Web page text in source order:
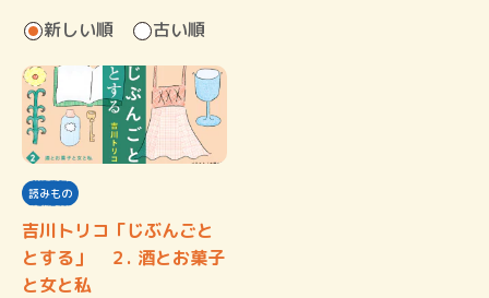
新しい順 古い順
読みもの
吉川トリコ「じぶんごと
とする」 ２. 酒とお菓子
と女と私